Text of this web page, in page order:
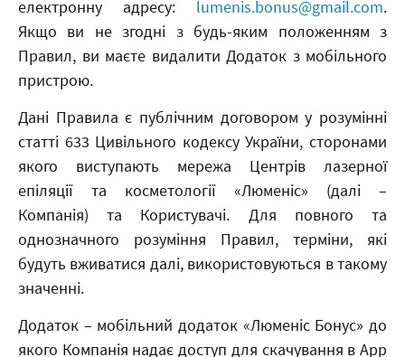
електронну адресу: lumenis.bonus@gmail.com.
Якщо ви не згодні з будь-яким положенням з
Правил, ви маєте видалити Додаток з мобільного
пристрою.
Дані Правила є публічним договором у розумінні
статті 633 Цивільного кодексу України, сторонами
якого виступають мережа Центрів лазерної
епіляції та косметології «Люменіс» (далі –
Компанія) та Користувачі. Для повного та
однозначного розуміння Правил, терміни, які
будуть вживатися далі, використовуються в такому
значенні.
Додаток – мобільний додаток «Люменіс Бонус» до
якого Компанія надає доступ для скачування в App